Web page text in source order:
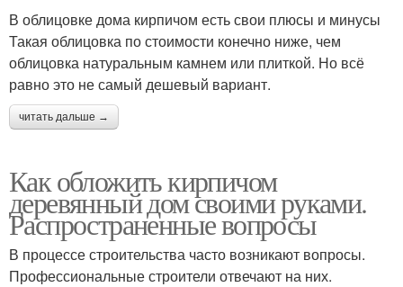
В облицовке дома кирпичом есть свои плюсы и минусы
Такая облицовка по стоимости конечно ниже, чем
облицовка натуральным камнем или плиткой. Но всё
равно это не самый дешевый вариант.
читать дальше →
Как обложить кирпичом
деревянный дом своими руками.
Распространенные вопросы
В процессе строительства часто возникают вопросы.
Профессиональные строители отвечают на них.